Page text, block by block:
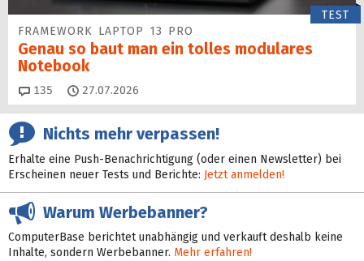
TEST
FRAMEWORK LAPTOP 13 PRO
Genau so baut man ein tolles modulares
Notebook
135 Kommentare
27.07.2026
Nichts mehr verpassen!
Erhalte eine Push-Benachrichtigung (oder einen Newsletter) bei
Erscheinen neuer Tests und Berichte: Jetzt anmelden!
Warum Werbebanner?
ComputerBase berichtet unabhängig und verkauft deshalb keine
Inhalte, sondern Werbebanner. Mehr erfahren!